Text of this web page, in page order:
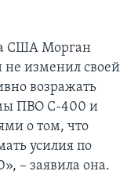
США Морган
не изменил своей
возражать
ПВО С-400 и
о том, что
усилия по
– заявила она.